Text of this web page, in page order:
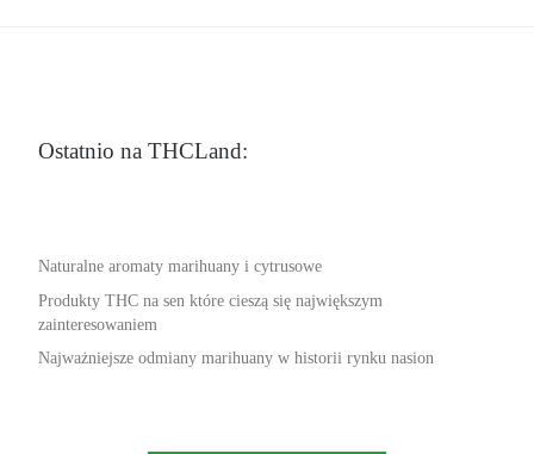
Ostatnio na THCLand:
Naturalne aromaty marihuany i cytrusowe
Produkty THC na sen które cieszą się największym
zainteresowaniem
Najważniejsze odmiany marihuany w historii rynku nasion